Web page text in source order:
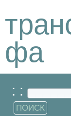
фа
: :